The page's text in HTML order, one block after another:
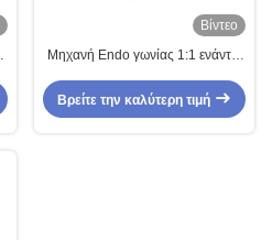
Βίντεο
Μηχανή Endo γωνίας 1:1 ενάντια
λαβή περιστροφής 360°
Βρείτε την καλύτερη τιμή